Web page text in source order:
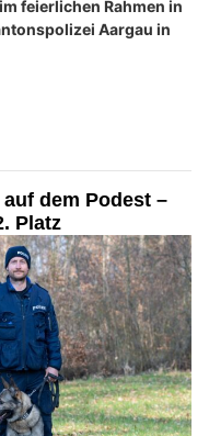
feierlichen Rahmen in
Aargau in
dem Podest –
Platz